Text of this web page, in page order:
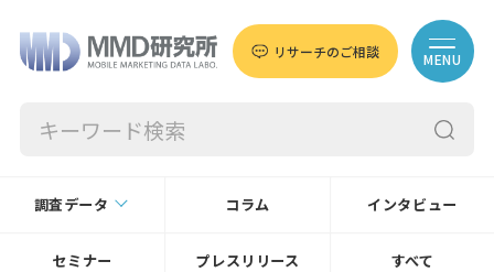
リサーチのご相談 MENU
調査データ コラム インタビュー
セミナー プレスリリース すべて